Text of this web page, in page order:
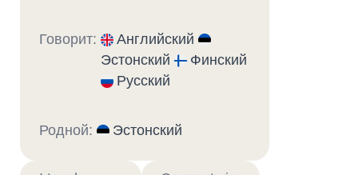
Говорит:
Английский
Эстонский
Финский
Русский
Родной: Эстонский